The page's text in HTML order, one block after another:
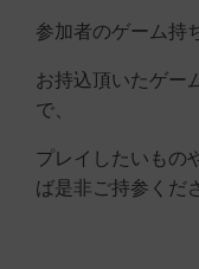
参加者のゲーム持
お持込頂いたゲー
で、
プレイしたいもの
ば是非ご持参くだ